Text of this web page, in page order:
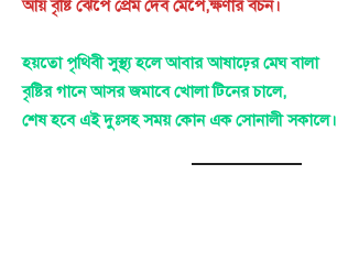
আয় বৃষ্টি ঝেঁপে প্রেম দেব মেপে,ক্ষণার বচন।
হয়তো পৃথিবী সুস্থ্য হলে আবার আষাঢ়ের মেঘ বালা
বৃষ্টির গানে আসর জমাবে খোলা টিনের চালে,
শেষ হবে এই দুঃসহ সময় কোন এক সোনালী সকালে।